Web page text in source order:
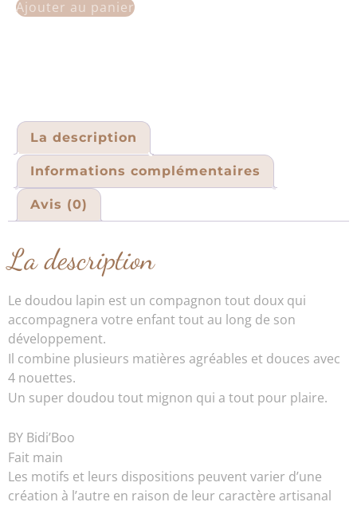
Ajouter au panier
La description
Informations complémentaires
Avis (0)
La description
Le doudou lapin est un compagnon tout doux qui
accompagnera votre enfant tout au long de son
développement.
Il combine plusieurs matières agréables et douces avec
4 nouettes.
Un super doudou tout mignon qui a tout pour plaire.
BY Bidi’Boo
Fait main
Les motifs et leurs dispositions peuvent varier d’une
création à l’autre en raison de leur caractère artisanal